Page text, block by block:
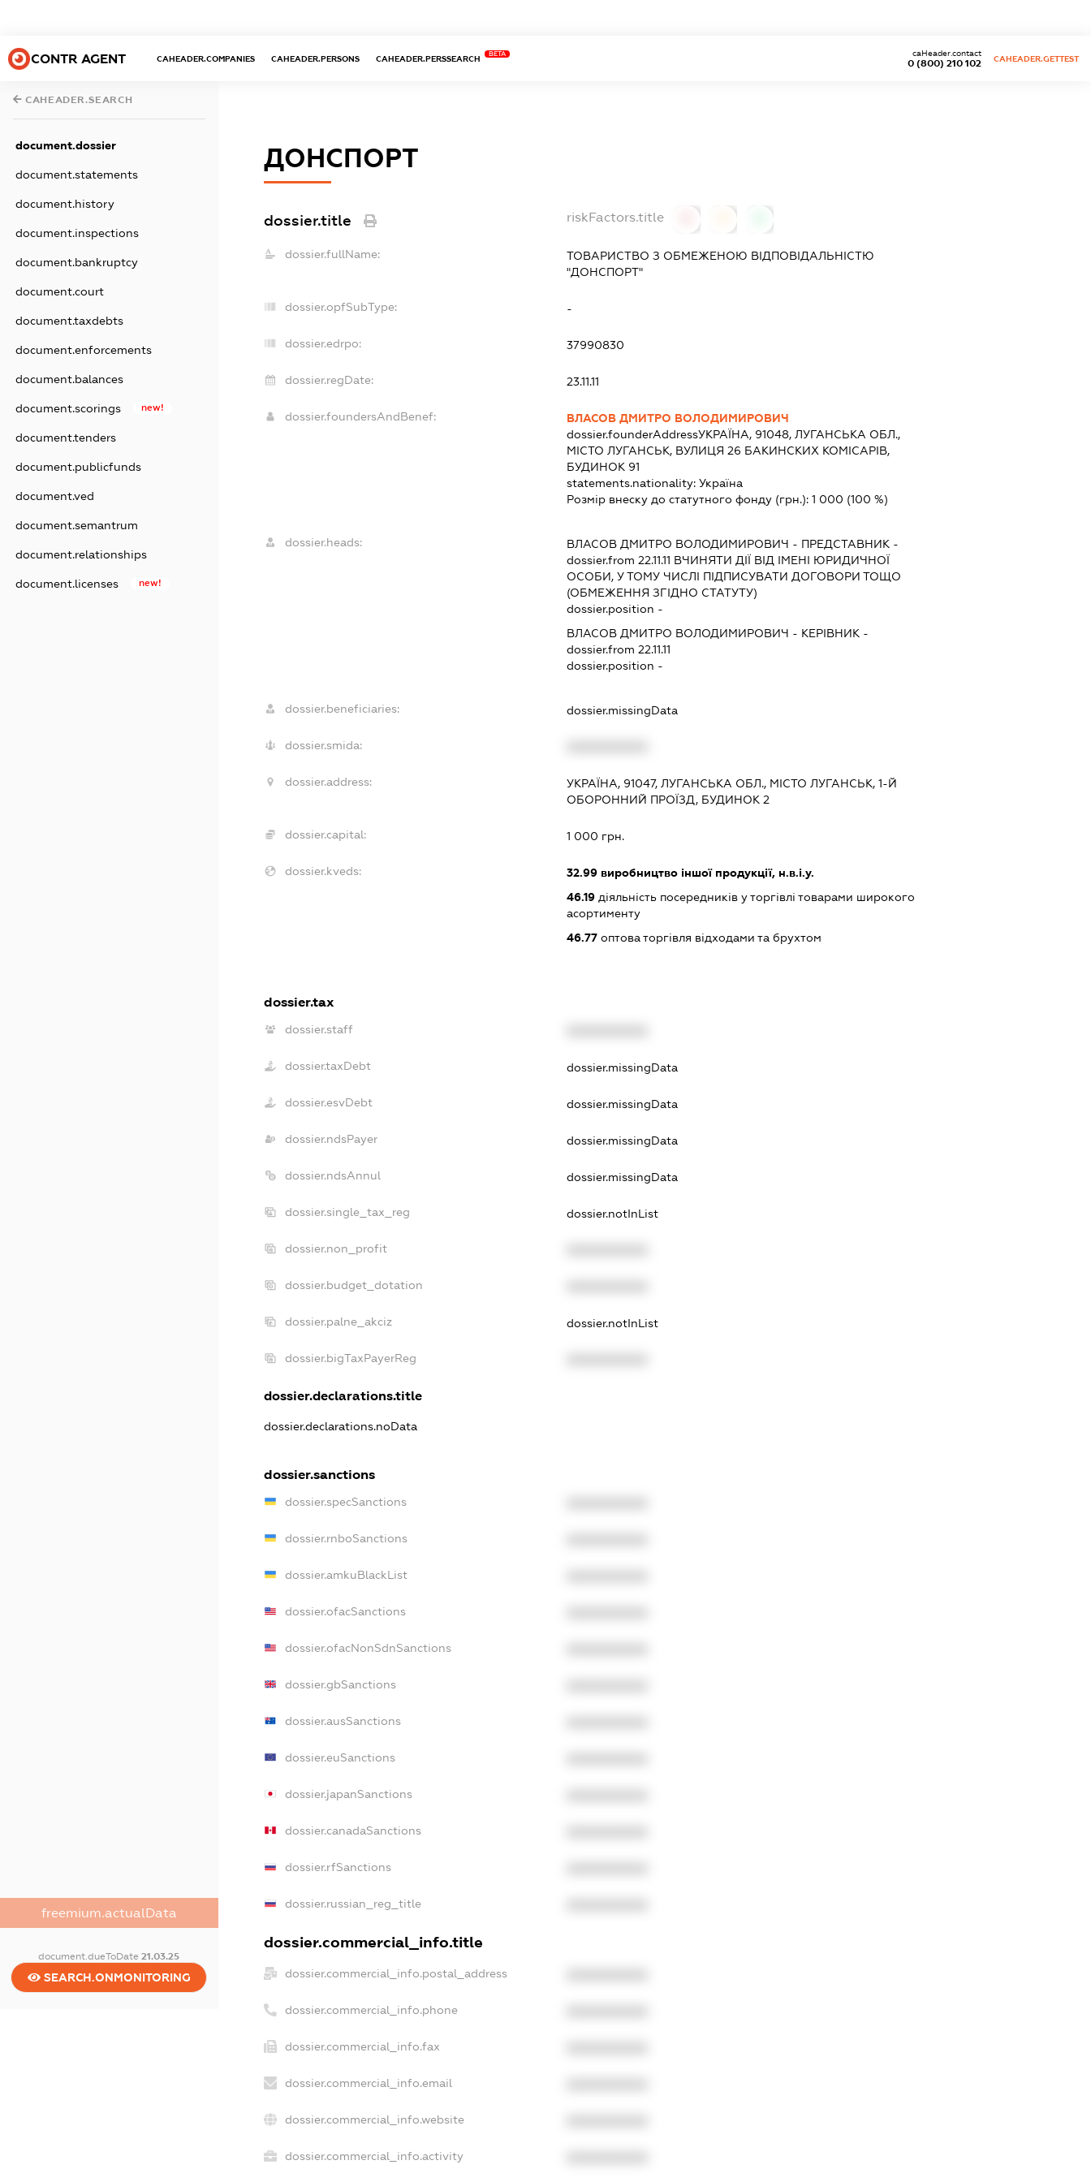
CONTR AGENT CAHEADER.COMPANIES CAHEADER.PERSONS CAHEADER.PERSSEARCH
BETA
0 (800) 210 102
caHeader.contact
CAHEADER.GETTEST
CAHEADER.SEARCH
document.dossier
document.statements
document.history
document.inspections
document.bankruptcy
document.court
document.taxdebts
document.enforcements
document.balances
document.scorings new!
document.tenders
document.publicfunds
document.ved
document.semantrum
document.relationships
document.licenses new!
freemium.actualData
document.dueToDate21.03.25
SEARCH.ONMONITORING
ДОНСПОРТ
dossier.title riskFactors.title
dossier.fullName:
ТОВАРИСТВО З ОБМЕЖЕНОЮ ВІДПОВІДАЛЬНІСТЮ
"ДОНСПОРТ"
dossier.opfSubType: -
dossier.edrpo: 37990830
dossier.regDate: 23.11.11
dossier.foundersAndBenef:
ВЛАСОВ ДМИТРО ВОЛОДИМИРОВИЧ
dossier.founderAddressУКРАЇНА, 91048, ЛУГАНСЬКА ОБЛ.,
МІСТО ЛУГАНСЬК, ВУЛИЦЯ 26 БАКИНСКИХ КОМІСАРІВ,
БУДИНОК 91
statements.nationality: Україна
Розмір внеску до статутного фонду (грн.): 1 000 (100 %)
dossier.heads: ВЛАСОВ ДМИТРО ВОЛОДИМИРОВИЧ - ПРЕДСТАВНИК -
dossier.from 22.11.11 ВЧИНЯТИ ДІЇ ВІД ІМЕНІ ЮРИДИЧНОЇ
ОСОБИ, У ТОМУ ЧИСЛІ ПІДПИСУВАТИ ДОГОВОРИ ТОЩО
(ОБМЕЖЕННЯ ЗГІДНО СТАТУТУ)
dossier.position -
ВЛАСОВ ДМИТРО ВОЛОДИМИРОВИЧ - КЕРІВНИК -
dossier.from 22.11.11
dossier.position -
dossier.beneficiaries: dossier.missingData
dossier.smida:
dossier.address:
УКРАЇНА, 91047, ЛУГАНСЬКА ОБЛ., МІСТО ЛУГАНСЬК, 1-Й
ОБОРОННИЙ ПРОЇЗД, БУДИНОК 2
dossier.capital: 1 000 грн.
dossier.kveds: 32.99виробництво іншої продукції, н.в.і.у.
46.19діяльність посередників у торгівлі товарами широкого
асортименту
46.77оптова торгівля відходами та брухтом
dossier.tax
dossier.staff
dossier.taxDebt dossier.missingData
dossier.esvDebt dossier.missingData
dossier.ndsPayer dossier.missingData
dossier.ndsAnnul dossier.missingData
dossier.single_tax_reg dossier.notInList
dossier.non_profit
dossier.budget_dotation
dossier.palne_akciz dossier.notInList
dossier.bigTaxPayerReg
dossier.declarations.title
dossier.declarations.noData
dossier.sanctions
dossier.specSanctions
dossier.rnboSanctions
dossier.amkuBlackList
dossier.ofacSanctions
dossier.ofacNonSdnSanctions
dossier.gbSanctions
dossier.ausSanctions
dossier.euSanctions
dossier.japanSanctions
dossier.canadaSanctions
dossier.rfSanctions
dossier.russian_reg_title
dossier.commercial_info.title
dossier.commercial_info.postal_address
dossier.commercial_info.phone
dossier.commercial_info.fax
dossier.commercial_info.email
dossier.commercial_info.website
dossier.commercial_info.activity